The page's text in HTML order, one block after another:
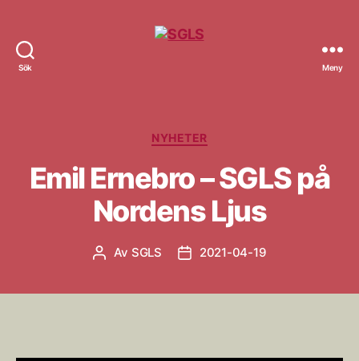
Sök Meny
Kategorier
NYHETER
Emil Ernebro – SGLS på
Nordens Ljus
Inläggsförfattare
Av SGLS Inläggsdatum
2021-04-19